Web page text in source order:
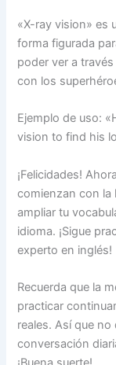
«X-ray vision» es
forma figurada
poder ver a
con los
Ejemplo de uso:
vision to find his
¡Felicidades!
comienzan con la
ampliar tu
idioma. ¡Sigue
experto en inglés!
Recuerda que la
practicar
reales. Así que
conversación